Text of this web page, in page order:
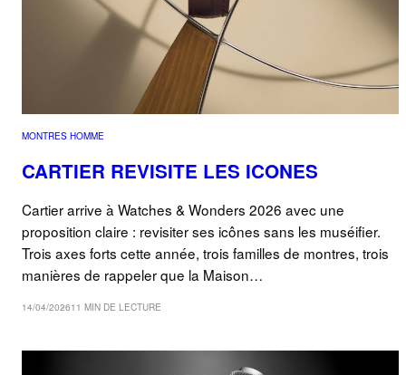
MONTRES HOMME
CARTIER REVISITE LES ICONES
Cartier arrive à Watches & Wonders 2026 avec une
proposition claire : revisiter ses icônes sans les muséifier.
Trois axes forts cette année, trois familles de montres, trois
manières de rappeler que la Maison…
14/04/202611 MIN DE LECTURE